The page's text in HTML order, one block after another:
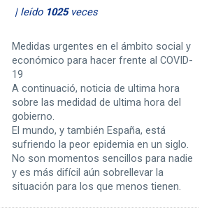
| leído 1025veces
Medidas urgentes en el ámbito social y
económico para hacer frente al COVID-
19
A continuació, noticia de ultima hora
sobre las medidad de ultima hora del
gobierno.
El mundo, y también España, está
sufriendo la peor epidemia en un siglo.
No son momentos sencillos para nadie
y es más difícil aún sobrellevar la
situación para los que menos tienen.